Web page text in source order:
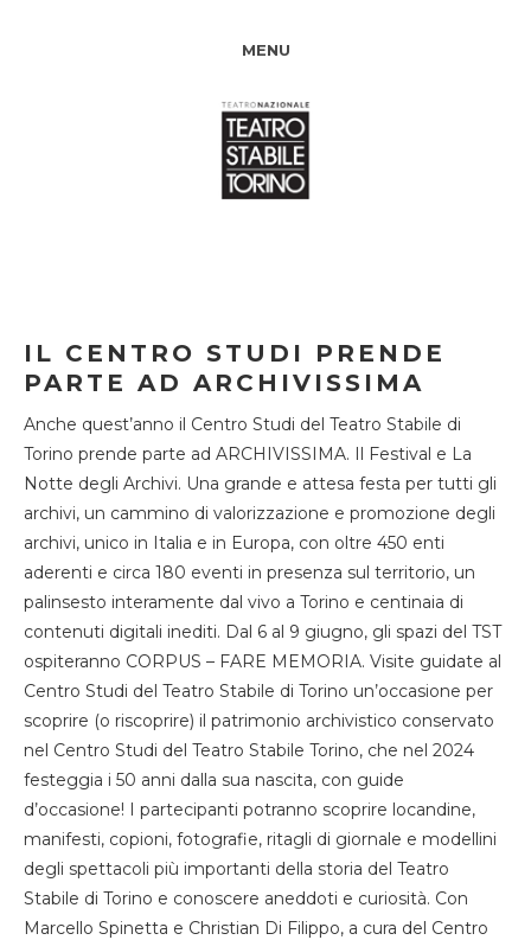
MENU
IL CENTRO STUDI PRENDE
PARTE AD ARCHIVISSIMA
Anche quest’anno il Centro Studi del Teatro Stabile di
Torino prende parte ad ARCHIVISSIMA. Il Festival e La
Notte degli Archivi. Una grande e attesa festa per tutti gli
archivi, un cammino di valorizzazione e promozione degli
archivi, unico in Italia e in Europa, con oltre 450 enti
aderenti e circa 180 eventi in presenza sul territorio, un
palinsesto interamente dal vivo a Torino e centinaia di
contenuti digitali inediti. Dal 6 al 9 giugno, gli spazi del TST
ospiteranno CORPUS – FARE MEMORIA. Visite guidate al
Centro Studi del Teatro Stabile di Torino un’occasione per
scoprire (o riscoprire) il patrimonio archivistico conservato
nel Centro Studi del Teatro Stabile Torino, che nel 2024
festeggia i 50 anni dalla sua nascita, con guide
d’occasione! I partecipanti potranno scoprire locandine,
manifesti, copioni, fotografie, ritagli di giornale e modellini
degli spettacoli più importanti della storia del Teatro
Stabile di Torino e conoscere aneddoti e curiosità. Con
Marcello Spinetta e Christian Di Filippo, a cura del Centro